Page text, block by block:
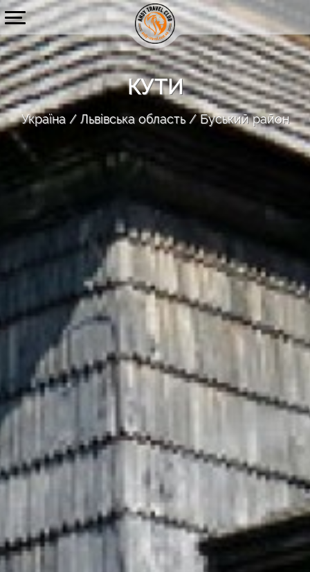
КУТИ
Україна Львівська область Буський район